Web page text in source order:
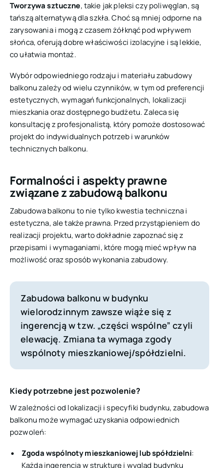
Tworzywa sztuczne, takie jak pleksi czy poliwęglan, są
tańszą alternatywą dla szkła. Choć są mniej odporne na
zarysowania i mogą z czasem żółknąć pod wpływem
słońca, oferują dobre właściwości izolacyjne i są lekkie,
co ułatwia montaż.
Wybór odpowiedniego rodzaju i materiału zabudowy
balkonu zależy od wielu czynników, w tym od preferencji
estetycznych, wymagań funkcjonalnych, lokalizacji
mieszkania oraz dostępnego budżetu. Zaleca się
konsultację z profesjonalistą, który pomoże dostosować
projekt do indywidualnych potrzeb i warunków
technicznych balkonu.
Formalności i aspekty prawne
związane z zabudową balkonu
Zabudowa balkonu to nie tylko kwestia techniczna i
estetyczna, ale także prawna. Przed przystąpieniem do
realizacji projektu, warto dokładnie zapoznać się z
przepisami i wymaganiami, które mogą mieć wpływ na
możliwość oraz sposób wykonania zabudowy.
Zabudowa balkonu w budynku
wielorodzinnym zawsze wiąże się z
ingerencją w tzw. „części wspólne” czyli
elewację. Zmiana ta wymaga zgody
wspólnoty mieszkaniowej/spółdzielni.
Kiedy potrzebne jest pozwolenie?
W zależności od lokalizacji i specyfiki budynku, zabudowa
balkonu może wymagać uzyskania odpowiednich
pozwoleń:
Zgoda wspólnoty mieszkaniowej lub spółdzielni:
Każda ingerencja w strukturę i wygląd budynku